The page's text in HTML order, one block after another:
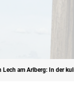
Lech am Arlberg: In der